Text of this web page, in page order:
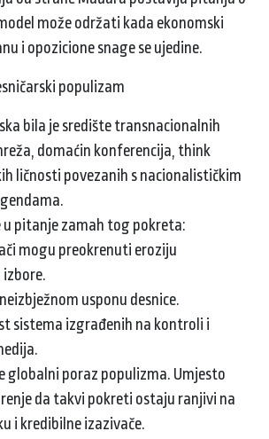
može održati kada ekonomski
i opozicione snage se ujedine.
populizam
bila je središte transnacionalnih
domaćin konferencija, think
ličnosti povezanih s nacionalističkim
u pitanje zamah tog pokreta:
mogu preokrenuti eroziju
usponu desnice.
sistema izgrađenih na kontroli i
globalni poraz populizma. Umjesto
da takvi pokreti ostaju ranjivi na
i kredibilne izazivače.